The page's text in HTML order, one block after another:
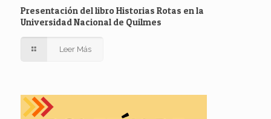
Presentación del libro Historias Rotas en la
Universidad Nacional de Quilmes
Leer Más